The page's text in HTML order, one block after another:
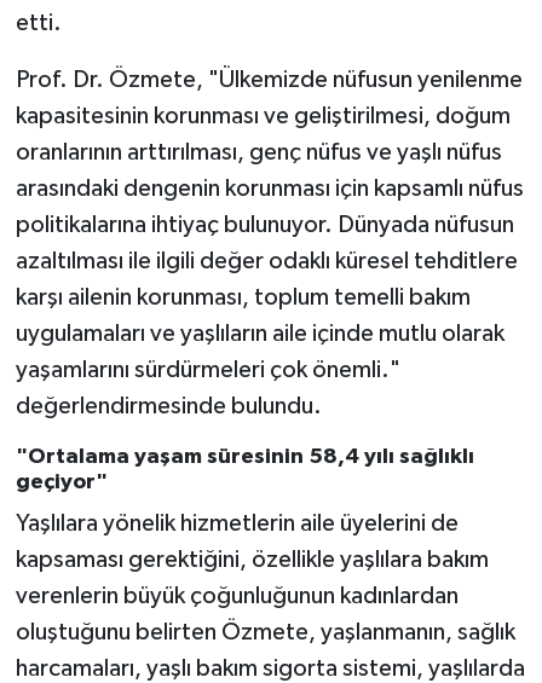
etti.
Prof. Dr. Özmete, "Ülkemizde nüfusun yenilenme
kapasitesinin korunması ve geliştirilmesi, doğum
oranlarının arttırılması, genç nüfus ve yaşlı nüfus
arasındaki dengenin korunması için kapsamlı nüfus
politikalarına ihtiyaç bulunuyor. Dünyada nüfusun
azaltılması ile ilgili değer odaklı küresel tehditlere
karşı ailenin korunması, toplum temelli bakım
uygulamaları ve yaşlıların aile içinde mutlu olarak
yaşamlarını sürdürmeleri çok önemli."
değerlendirmesinde bulundu.
"Ortalama yaşam süresinin 58,4 yılı sağlıklı
geçiyor"
Yaşlılara yönelik hizmetlerin aile üyelerini de
kapsaması gerektiğini, özellikle yaşlılara bakım
verenlerin büyük çoğunluğunun kadınlardan
oluştuğunu belirten Özmete, yaşlanmanın, sağlık
harcamaları, yaşlı bakım sigorta sistemi, yaşlılarda
Çankırı Müftülüğü
Çorum Müftülüğü
Denizli Müftülüğü
Diyarbakır Müftülüğü
Düzce Müftülüğü
Edirne Müftülüğü
Elazığ Müftülüğü
Erzincan Müftülüğü
Erzurum Müftülüğü
Bilim, Teknoloji
Biyografiler
Diyanet TV
İhtida Haberleri
YAŞAM